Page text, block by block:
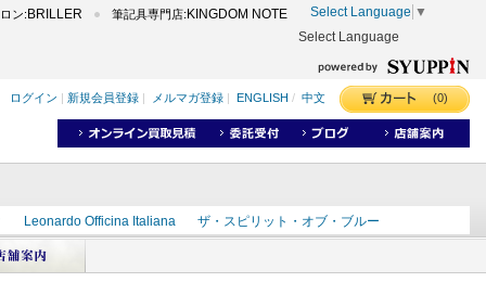
ン: BRILLER 筆記具専門店: KINGDOM NOTE Select Language ▼
Select Language
ログイン 新規会員登録 メルマガ登録 ENGLISH / 中文 (0)
Leonardo Officina Italiana
ザ・スピリット・オブ・ブルー
ラインD
ズ カヴゼットインク スーベレーン
モンブラン